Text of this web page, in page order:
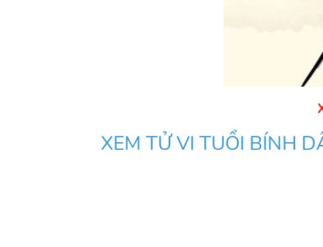
XEM TỬ VI TUỔI BÍNH